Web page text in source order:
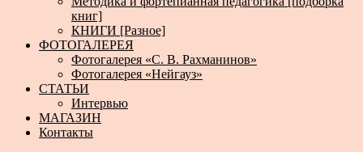
книг]
КНИГИ [Разное]
ФОТОГАЛЕРЕЯ
Фотогалерея «С. В. Рахманинов»
Фотогалерея «Нейгауз»
СТАТЬИ
Интервью
МАГАЗИН
Контакты